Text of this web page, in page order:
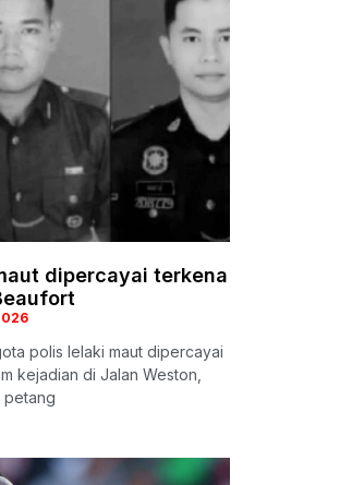
dipercayai terkena
polis lelaki maut dipercayai
kejadian di Jalan Weston,
petang